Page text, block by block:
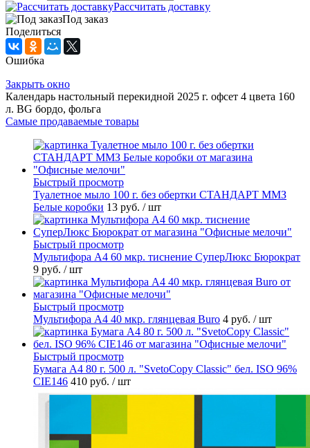
Рассчитать доставку
Под заказ
Поделиться
Ошибка
Закрыть окно
Календарь настольный перекидной 2025 г. офсет 4 цвета 160
л. BG бордо, фольга
Самые продаваемые товары
Быстрый просмотр
Туалетное мыло 100 г. без обертки СТАНДАРТ ММЗ
Белые коробки 13 руб. / шт
Быстрый просмотр
Мультифора А4 60 мкр. тиснение СуперЛюкс Бюрократ
9 руб. / шт
Быстрый просмотр
Мультифора А4 40 мкр. глянцевая Buro 4 руб. / шт
Быстрый просмотр
Бумага А4 80 г. 500 л. "SvetoCopy Classic" бел. ISO 96%
CIE146 410 руб. / шт